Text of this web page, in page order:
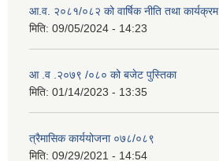
आ.व. २०८१/०८२ को वार्षिक नीति तथा कार्यक्रम
मिति: 09/05/2024 - 14:23
आ .व .२०७९ /०८० को बजेट पुस्तिका
मिति: 01/14/2023 - 13:35
त्रैमासिक कार्ययोजना ०७८/०८९
मिति: 09/29/2021 - 14:54